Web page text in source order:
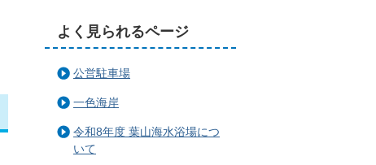
よく見られるページ
公営駐車場
一色海岸
令和8年度 葉山海水浴場につ
いて